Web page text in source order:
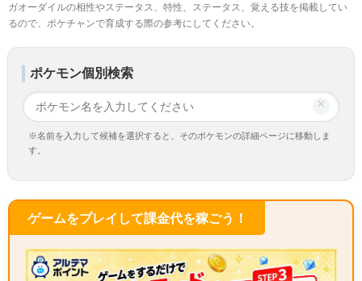
ガオーダイルの相性やステータス、特性、ステータス、覚える技を掲載してい
るので、ポケチャンで育成する際の参考にしてください。
ポケモン個別検索
×
※名前を入力して候補を選択すると、そのポケモンの詳細ページに移動しま
す。
ゲームをプレイして課金代を稼ごう！